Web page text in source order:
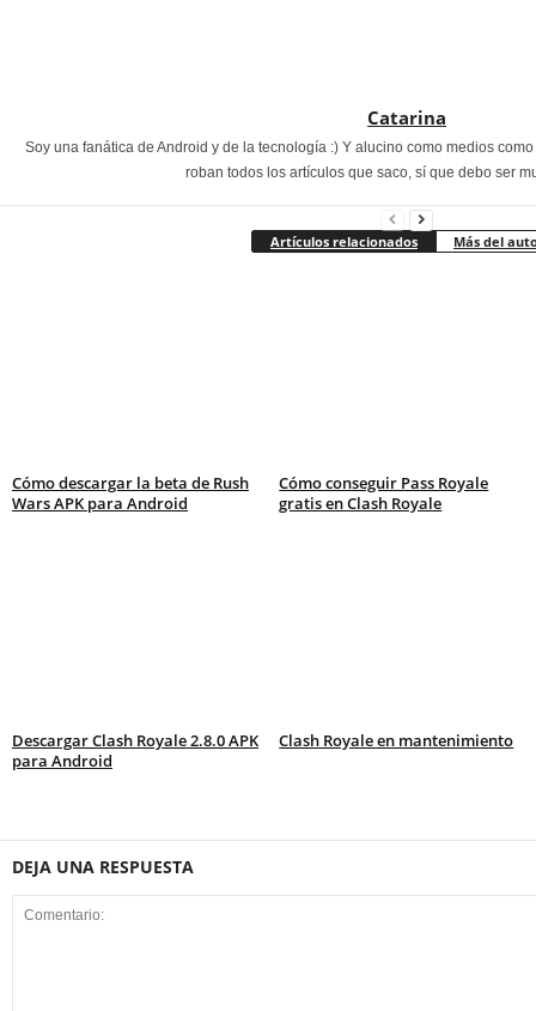
Catarina
Soy una fanática de Android y de la tecnología :) Y alucino como medios
roban todos los artículos que saco, sí que debo ser
Artículos relacionados Más del
Cómo descargar la beta de Rush
Wars APK para Android
Cómo conseguir Pass Royale
gratis en Clash Royale
Descargar Clash Royale 2.8.0 APK
para Android
Clash Royale en mantenimiento
DEJA UNA RESPUESTA